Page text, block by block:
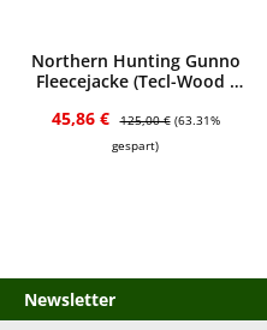
Northern Hunting Gunno
Fleecejacke (Tecl-Wood /
Verkaufspreis:
45,86 € Regulärer Preis:
125,00 € (63.31%
gespart)
Newsletter